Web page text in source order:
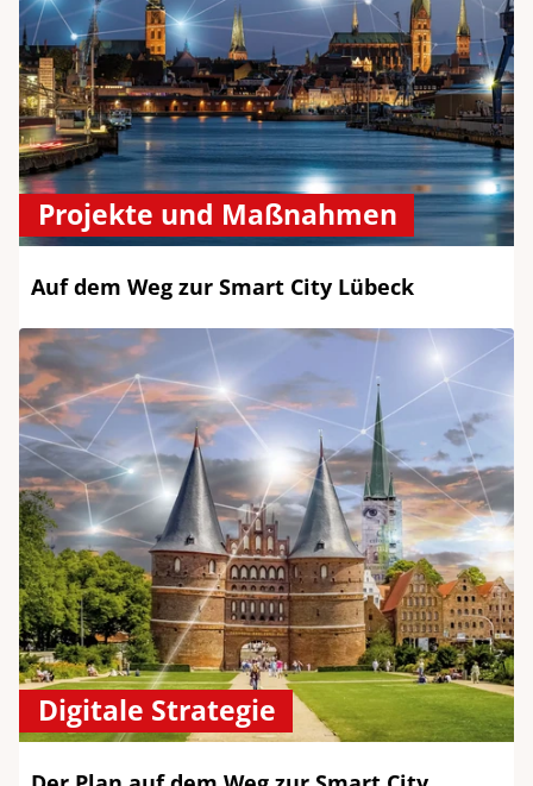
Projekte und Maßnahmen
Auf dem Weg zur Smart City Lübeck
Digitale Strategie